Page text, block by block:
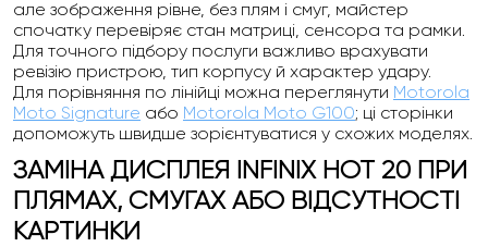
але зображення рівне, без плям і смуг, майстер
спочатку перевіряє стан матриці, сенсора та рамки.
Для точного підбору послуги важливо врахувати
ревізію пристрою, тип корпусу й характер удару.
Для порівняння по лінійці можна переглянути Motorola
Moto Signature або Motorola Moto G100; ці сторінки
допоможуть швидше зорієнтуватися у схожих моделях.
ЗАМІНА ДИСПЛЕЯ INFINIX HOT 20 ПРИ
ПЛЯМАХ, СМУГАХ АБО ВІДСУТНОСТІ
КАРТИНКИ